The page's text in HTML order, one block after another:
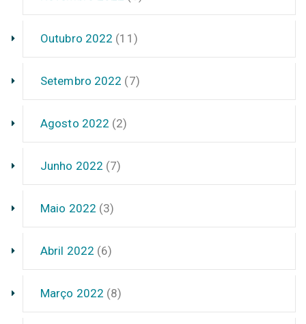
Outubro 2022 (11)
Setembro 2022 (7)
Agosto 2022 (2)
Junho 2022 (7)
Maio 2022 (3)
Abril 2022 (6)
Março 2022 (8)